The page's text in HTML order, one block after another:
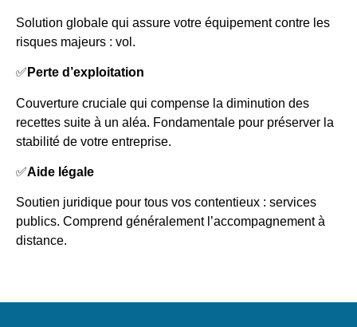
Solution globale qui assure votre équipement contre les
risques majeurs : vol.
✅ Perte d’exploitation
Couverture cruciale qui compense la diminution des
recettes suite à un aléa. Fondamentale pour préserver la
stabilité de votre entreprise.
✅Aide légale
Soutien juridique pour tous vos contentieux : services
publics. Comprend généralement l’accompagnement à
distance.